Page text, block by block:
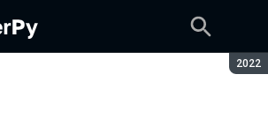
2022